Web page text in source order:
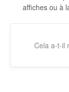
affiches ou à
Cela a-t-il